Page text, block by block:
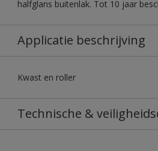
halfglans buitenlak. Tot 10 jaar
Applicatie beschrijving
Kwast en roller
Technische &